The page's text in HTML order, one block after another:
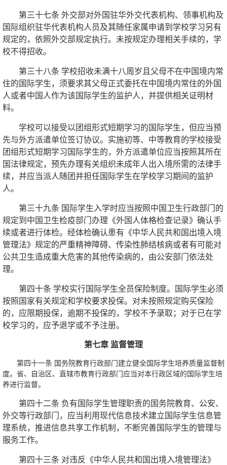
第三十七条 外交部对外国驻华外交代表机构、领事机构及
国际组织驻华代表机构人员及其随任家属申请到学校学习另有
规定的，依照外交部规定执行。未按规定办理相关手续的，学
校不得招收。
第三十八条 学校招收未满十八周岁且父母不在中国境内常
住的国际学生，须要求其父母正式委托在中国境内常住的外国
人或者中国人作为该国际学生的监护人，并提供相关证明材
料。
学校可以接受以团组形式短期学习的国际学生，但应当预
先与外方派遣单位签订协议。实施初等、中等教育的学校接受
团组形式短期学习国际学生的，外方派遣单位应当按照其所在
国法律规定，预先办理有关组织未成年人出入境所需的法律手
续，并应当派人随团并担任国际学生在学校学习期间的监护
人。
第三十九条 国际学生入学时应当按照中国卫生行政部门的
规定到中国卫生检疫部门办理《外国人体格检查记录》确认手
续或者进行体检。经体检确认患有《中华人民共和国出境入境
管理法》规定的严重精神障碍、传染性肺结核病或者有可能对
公共卫生造成重大危害的其他传染病的，由公安部门依法处
理。
第四十条 学校实行国际学生全员保险制度。国际学生必须
按照国家有关规定和学校要求投保。对未按照规定购买保险
的，应限期投保，逾期不投保的，学校不予录取；对于已在学
校学习的，应予退学或不予注册。
第七章 监督管理
第四十一条 国务院教育行政部门建立健全国际学生培养质量监督制
度。省、自治区、直辖市教育行政部门应当对本行政区域的国际学生培
养进行监督。
第四十二条 负有国际学生管理职责的国务院教育、公安、
外交等行政部门，应当利用现代信息技术建立国际学生信息管
理系统，推进信息共享工作机制，不断完善国际学生的管理与
服务工作。
第四十三条 对违反《中华人民共和国出境入境管理法》